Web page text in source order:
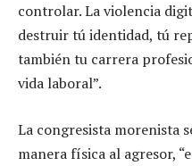
controlar. La violencia
destruir tú identidad, tú
también tu carrera
vida laboral”.
La congresista morenista
manera física al agresor,